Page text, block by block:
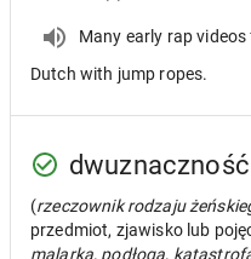
Many early rap
Dutch with jump ropes.
dwuznaczność
(rzeczownik rodzaju
przedmiot, zjawisko lub
malarka, podłoga,